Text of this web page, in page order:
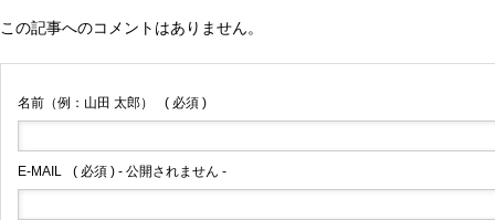
この記事へのコメントはありません。
名前（例：山田 太郎） ( 必須 )
E-MAIL ( 必須 ) - 公開されません -